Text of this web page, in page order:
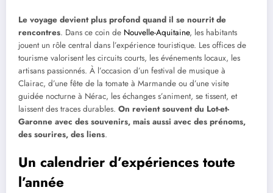
Le voyage devient plus profond quand il se nourrit de
rencontres. Dans ce coin de Nouvelle-Aquitaine, les habitants
jouent un rôle central dans l’expérience touristique. Les offices de
tourisme valorisent les circuits courts, les événements locaux, les
artisans passionnés. À l’occasion d’un festival de musique à
Clairac, d’une fête de la tomate à Marmande ou d’une visite
guidée nocturne à Nérac, les échanges s’animent, se tissent, et
laissent des traces durables. On revient souvent du Lot-et-
Garonne avec des souvenirs, mais aussi avec des prénoms,
des sourires, des liens.
Un calendrier d’expériences toute
l’année